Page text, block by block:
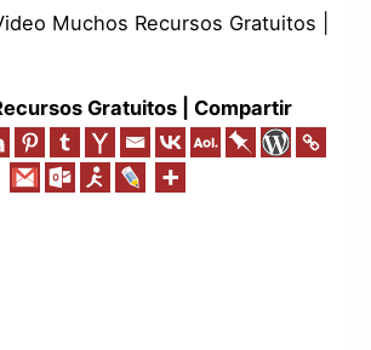
Muchos Recursos Gratuitos |
Gratuitos | Compartir